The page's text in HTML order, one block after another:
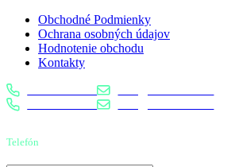
Obchodné Podmienky
Ochrana osobných údajov
Hodnotenie obchodu
Kontakty
0904 400 399
0904 400 399
Telefón